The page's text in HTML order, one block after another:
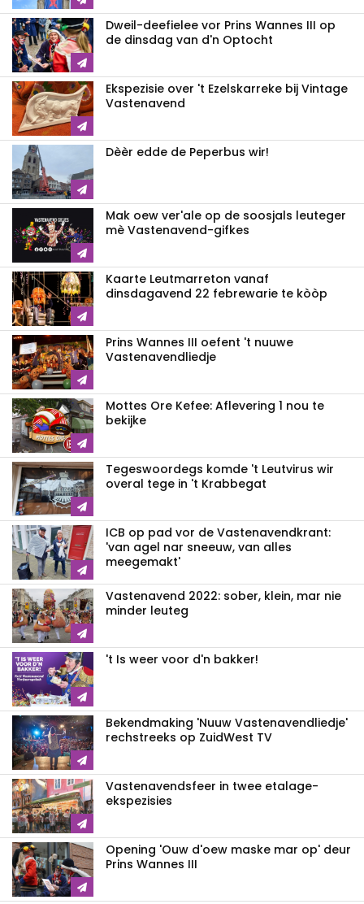
Dweil-deefielee vor Prins Wannes III op
de dinsdag van d'n Optocht
Ekspezisie over 't Ezelskarreke bij Vintage
Vastenavend
Dèèr edde de Peperbus wir!
Mak oew ver'ale op de soosjals leuteger
mè Vastenavend-gifkes
Kaarte Leutmarreton vanaf
dinsdagavend 22 febrewarie te kòòp
Prins Wannes III oefent 't nuuwe
Vastenavendliedje
Mottes Ore Kefee: Aflevering 1 nou te
bekijke
Tegeswoordegs komde 't Leutvirus wir
overal tege in 't Krabbegat
ICB op pad vor de Vastenavendkrant:
'van agel nar sneeuw, van alles
meegemakt'
Vastenavend 2022: sober, klein, mar nie
minder leuteg
't Is weer voor d'n bakker!
Bekendmaking 'Nuuw Vastenavendliedje'
rechstreeks op ZuidWest TV
Vastenavendsfeer in twee etalage-
ekspezisies
Opening 'Ouw d'oew maske mar op' deur
Prins Wannes III